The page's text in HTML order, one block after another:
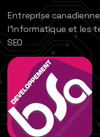
Entreprise
l’informatique et les
SEO